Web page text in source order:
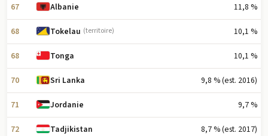
67 Albanie 11,8 %
68 Tokelau (territoire) 10,1 %
68 Tonga 10,1 %
70 Sri Lanka 9,8 % (est. 2016)
71 Jordanie 9,7 %
72 Tadjikistan 8,7 % (est. 2017)